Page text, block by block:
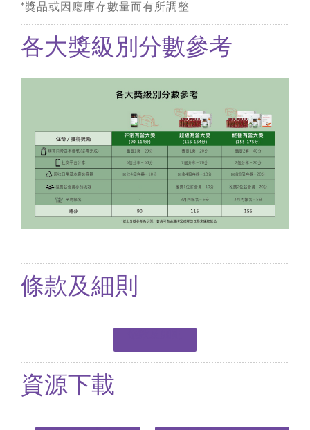
*獎品或因應庫存數量而有所調整
各大獎級別分數參考
條款及細則
資源下載